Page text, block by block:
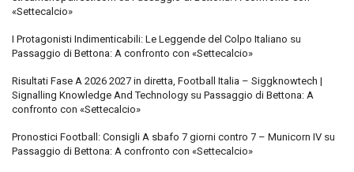
«Settecalcio»
I Protagonisti Indimenticabili: Le Leggende del Colpo Italiano su
Passaggio di Bettona: A confronto con «Settecalcio»
Risultati Fase A 2026 2027 in diretta, Football Italia – Siggknowtech |
Signalling Knowledge And Technology su Passaggio di Bettona: A
confronto con «Settecalcio»
Pronostici Football: Consigli A sbafo 7 giorni contro 7 – Municorn IV su
Passaggio di Bettona: A confronto con «Settecalcio»